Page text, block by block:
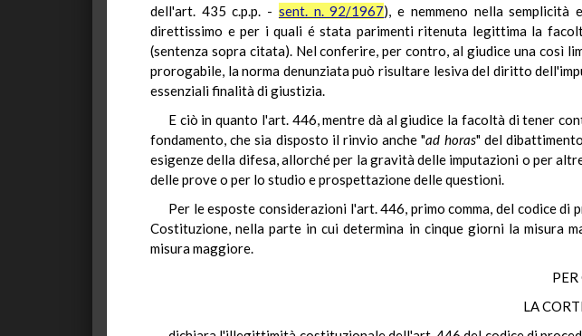
dell'art. 435 c.p.p. - sent. n. 92/1967), e nemmeno nella semplicità
direttissimo e per i quali é stata parimenti ritenuta legittima la
(sentenza sopra citata). Nel conferire, per contro, al giudice una così
prorogabile, la norma denunziata può risultare lesiva del diritto
essenziali finalità di giustizia.
E ciò in quanto l'art. 446, mentre dà al giudice la facoltà di tener
fondamento, che sia disposto il rinvio anche "ad horas" del
esigenze della difesa, allorché per la gravità delle imputazioni o per
delle prove o per lo studio e prospettazione delle questioni.
Per le esposte considerazioni l'art. 446, primo comma, del codice
Costituzione, nella parte in cui determina in cinque giorni la misura
misura maggiore.
LA